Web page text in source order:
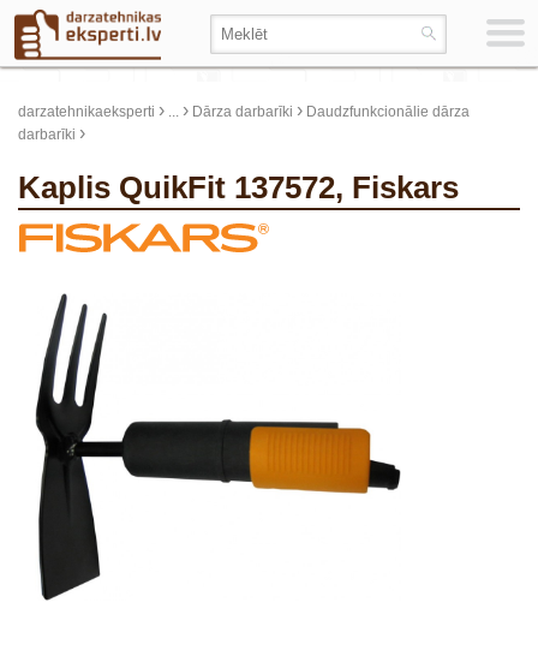
darzatehnikaeksperti › ... › Dārza darbarīki › Daudzfunkcionālie dārza
darbarīki ›
Kaplis QuikFit 137572, Fiskars